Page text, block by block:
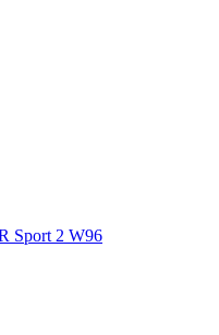
Sport 2 W96